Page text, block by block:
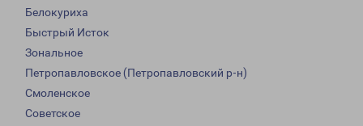
Белокуриха
Быстрый Исток
Зональное
Петропавловское (Петропавловский р-н)
Смоленское
Советское